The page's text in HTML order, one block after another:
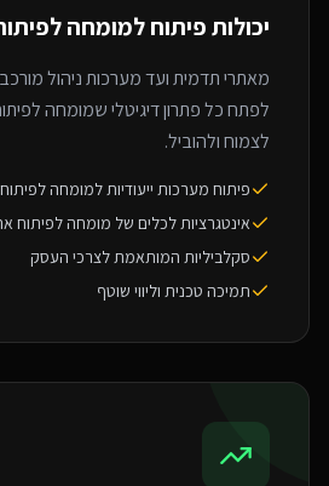
יכולות פיתוח למומחה
מאתרי תדמית ועד מערכות ניהול
לפתח כל פתרון דיגיטלי שמומחה
לצמוח ולהוביל.
פיתוח מערכות ייעודיות למומחה
אינטגרציות לכלים של מומחה לפיתוח
סקלביליות המותאמת לצרכי העסק
תמיכה טכנית וליווי שוטף